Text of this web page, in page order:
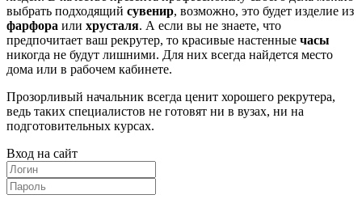
выбрать подходящий сувенир, возможно, это будет изделие из
фарфора или хрусталя. А если вы не знаете, что
предпочитает ваш рекрутер, то красивые настенные часы
никогда не будут лишними. Для них всегда найдется место
дома или в рабочем кабинете.
Прозорливый начальник всегда ценит хорошего рекрутера,
ведь таких специалистов не готовят ни в вузах, ни на
подготовительных курсах.
Вход на сайт